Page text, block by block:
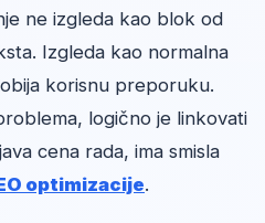
ne izgleda kao blok od
Izgleda kao normalna
korisnu preporuku.
logično je linkovati
cena rada, ima smisla
optimizacije.